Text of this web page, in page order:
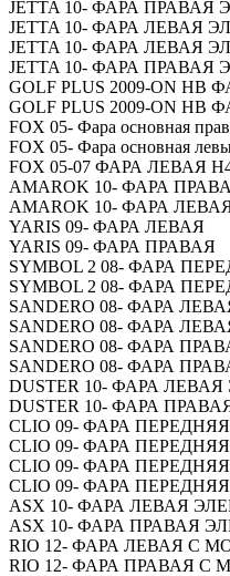
JETTA 10- ФАРА
JETTA 10- ФАРА ЛЕВАЯ
JETTA 10- ФАРА ЛЕВАЯ
JETTA 10- ФАРА ПРАВАЯ
GOLF PLUS 2009-ON
GOLF PLUS 2009-ON
FOX 05- Фара основная
FOX 05- Фара основная
FOX 05-07 ФАРА ЛЕВАЯ
AMAROK 10- ФАРА
AMAROK 10- ФАРА
YARIS 09- ФАРА ЛЕВАЯ
YARIS 09- ФАРА ПРАВАЯ
SYMBOL 2 08- ФАРА
SYMBOL 2 08- ФАРА
SANDERO 08- ФАРА
SANDERO 08- ФАРА
SANDERO 08- ФАРА
SANDERO 08- ФАРА
DUSTER 10- ФАРА
DUSTER 10- ФАРА
CLIO 09- ФАРА
CLIO 09- ФАРА
CLIO 09- ФАРА
CLIO 09- ФАРА
ASX 10- ФАРА ЛЕВАЯ
ASX 10- ФАРА ПРАВАЯ
RIO 12- ФАРА ЛЕВАЯ С
RIO 12- ФАРА ПРАВАЯ С